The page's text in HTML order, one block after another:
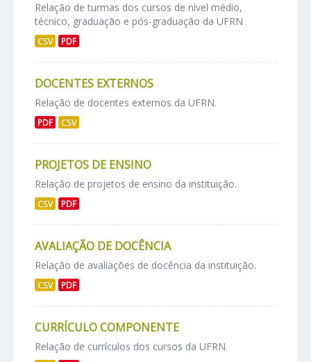
Relação de turmas dos cursos de nível médio,
técnico, graduação e pós-graduação da UFRN
CSV PDF
DOCENTES EXTERNOS
Relação de docentes externos da UFRN.
PDF CSV
PROJETOS DE ENSINO
Relação de projetos de ensino da instituição.
CSV PDF
AVALIAÇÃO DE DOCÊNCIA
Relação de avaliações de docência da instituição.
CSV PDF
CURRÍCULO COMPONENTE
Relação de currículos dos cursos da UFRN